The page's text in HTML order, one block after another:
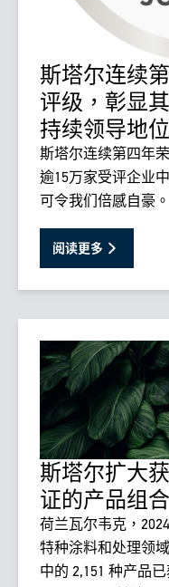
斯塔尔连续第
评级，彰显
持续领导地位
斯塔尔连续第四年
逾15万家受评企业
可令我们倍感自豪。
阅读更多
斯塔尔扩大获
证的产品组合
荷兰瓦尔韦克，
特种涂料和处理领
中的 2,151 种产品